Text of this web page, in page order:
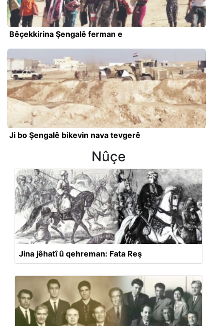
Bêçekkirina Şengalê ferman e
Ji bo Şengalê bikevin nava tevgerê
Nûçe
Jina jêhatî û qehreman: Fata Reş